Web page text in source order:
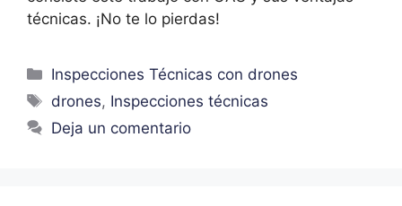
técnicas. ¡No te lo pierdas!
Inspecciones Técnicas con drones
drones, Inspecciones técnicas
Deja un comentario